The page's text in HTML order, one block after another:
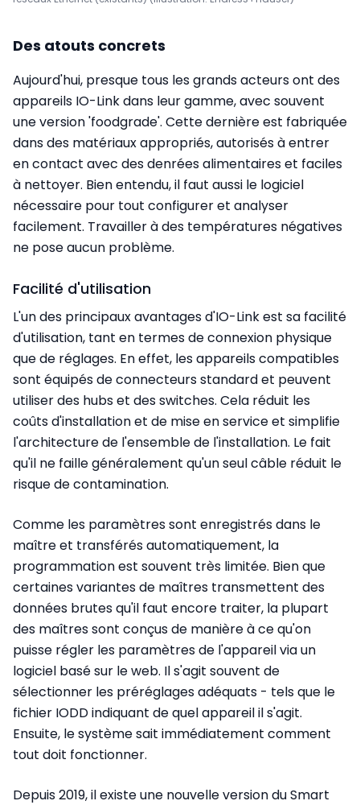
Des atouts concrets
Aujourd'hui, presque tous les grands acteurs ont des
appareils IO-Link dans leur gamme, avec souvent
une version 'foodgrade'. Cette dernière est fabriquée
dans des matériaux appropriés, autorisés à entrer
en contact avec des denrées alimentaires et faciles
à nettoyer. Bien entendu, il faut aussi le logiciel
nécessaire pour tout configurer et analyser
facilement. Travailler à des températures négatives
ne pose aucun problème.
Facilité d'utilisation
L'un des principaux avantages d'IO-Link est sa facilité
d'utilisation, tant en termes de connexion physique
que de réglages. En effet, les appareils compatibles
sont équipés de connecteurs standard et peuvent
utiliser des hubs et des switches. Cela réduit les
coûts d'installation et de mise en service et simplifie
l'architecture de l'ensemble de l'installation. Le fait
qu'il ne faille généralement qu'un seul câble réduit le
risque de contamination.
Comme les paramètres sont enregistrés dans le
maître et transférés automatiquement, la
programmation est souvent très limitée. Bien que
certaines variantes de maîtres transmettent des
données brutes qu'il faut encore traiter, la plupart
des maîtres sont conçus de manière à ce qu'on
puisse régler les paramètres de l'appareil via un
logiciel basé sur le web. Il s'agit souvent de
sélectionner les préréglages adéquats - tels que le
fichier IODD indiquant de quel appareil il s'agit.
Ensuite, le système sait immédiatement comment
tout doit fonctionner.
Depuis 2019, il existe une nouvelle version du Smart